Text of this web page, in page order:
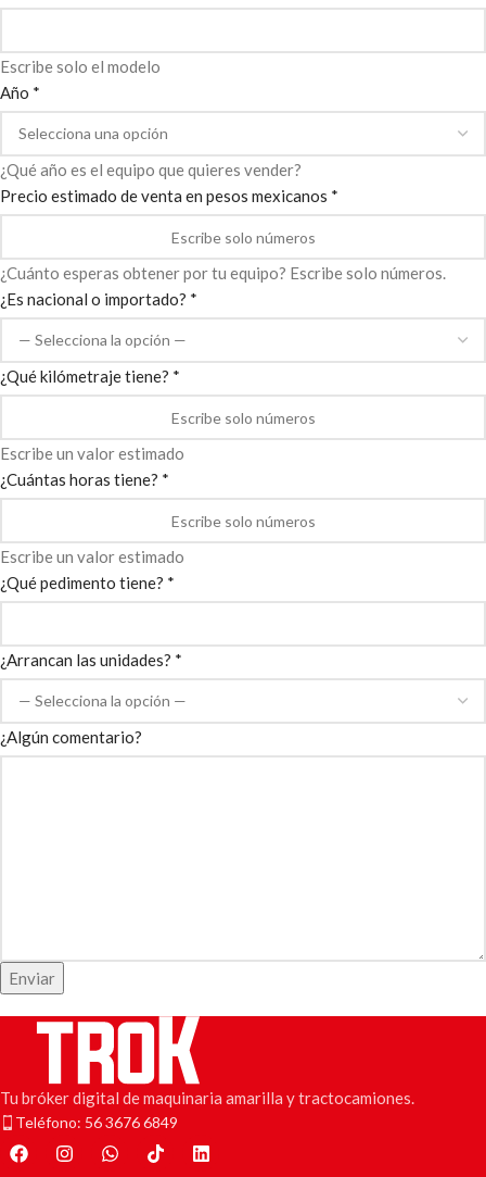
Escribe solo el modelo
Año *
¿Qué año es el equipo que quieres vender?
Precio estimado de venta en pesos mexicanos *
¿Cuánto esperas obtener por tu equipo? Escribe solo números.
¿Es nacional o importado? *
¿Qué kilómetraje tiene? *
Escribe un valor estimado
¿Cuántas horas tiene? *
Escribe un valor estimado
¿Qué pedimento tiene? *
¿Arrancan las unidades? *
¿Algún comentario?
Enviar
Tu bróker digital de maquinaria amarilla y tractocamiones.
Teléfono: 56 3676 6849